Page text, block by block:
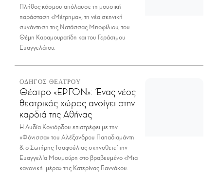
Πλήθος κόσμου απόλαυσε τη μουσική
παράσταση «Μέτρημα», τη νέα σκηνική
συνάντηση της Νατάσσας Μποφίλιου, του
Θέμη Καραμουρατίδη και του Γεράσιμου
Ευαγγελάτου.
ΟΔΗΓΟΣ ΘΕΑΤΡΟΥ
Θέατρο «ΕΡΓΟΝ»: Ένας νέος
θεατρικός χώρος ανοίγει στην
καρδιά της Αθήνας
Η Λυδία Κονιόρδου επιστρέφει με την
«Φόνισσα» του Αλέξανδρου Παπαδιαμάντη
& ο Σωτήρης Τσαφούλιας σκηνοθετεί την
Ευαγγελία Μουμούρη στο βραβευμένο «Μια
κανονική μέρα» της Κατερίνας Γιαννάκου.